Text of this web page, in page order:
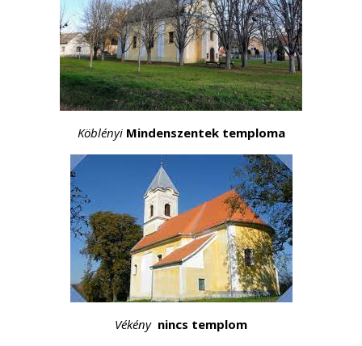
Köblényi Mindenszentek temploma
Vékény nincs templom